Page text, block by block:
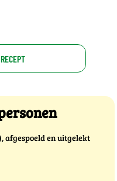
afgespoeld en uitgelekt